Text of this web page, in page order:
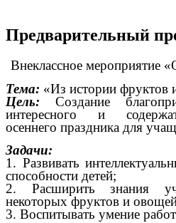
Предварительный
Внеклассное мероприятие
Тема: «Из истории фруктов
Цель: Создание
интересного и
осеннего праздника для
Задачи:
1. Развивать
способности детей;
2. Расширить знания
некоторых фруктов и
3. Воспитывать умение